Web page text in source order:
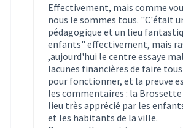
Effectivement, mais comme
nous le sommes tous. "C'était
pédagogique et un lieu
enfants" effectivement, mais
,aujourd'hui le centre essaye
lacunes financières de faire
pour fonctionner, et la preuve
les commentaires : la
lieu très apprécié par les
et les habitants de la ville.